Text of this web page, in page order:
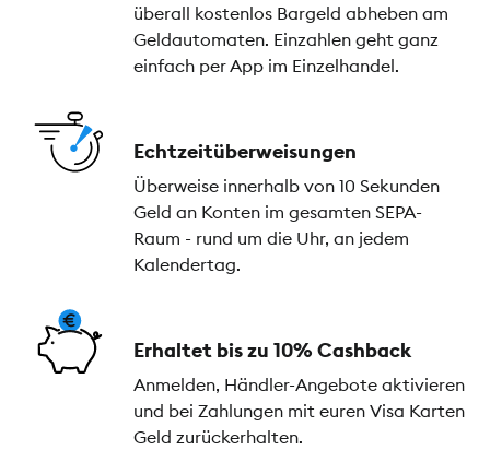
überall kostenlos Bargeld abheben am
Geldautomaten. Einzahlen geht ganz
einfach per App im Einzelhandel.
Echtzeitüberweisungen
Überweise innerhalb von 10 Sekunden
Geld an Konten im gesamten SEPA-
Raum - rund um die Uhr, an jedem
Kalendertag.
Erhaltet bis zu 10% Cashback
Anmelden, Händler-Angebote aktivieren
und bei Zahlungen mit euren Visa Karten
Geld zurückerhalten.